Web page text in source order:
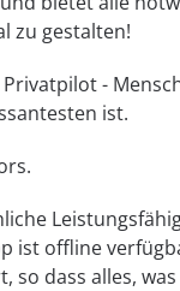
zu gestalten!
-
ist.
ist offline
dass alles,